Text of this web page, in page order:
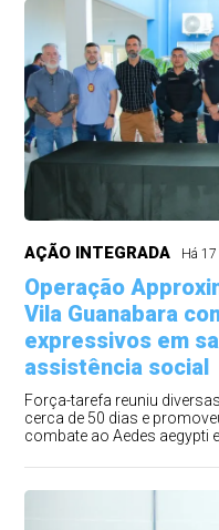
AÇÃO INTEGRADA Há
Operação
Vila Guanabara
expressivos em
assistência social
Força-tarefa reuniu
cerca de 50 dias e
combate ao Aedes aegypti